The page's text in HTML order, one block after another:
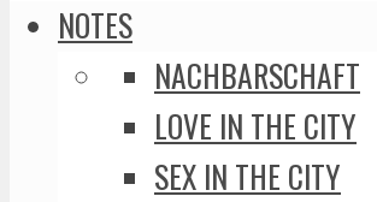
NOTES
NACHBARSCHAFT
LOVE IN THE CITY
SEX IN THE CITY